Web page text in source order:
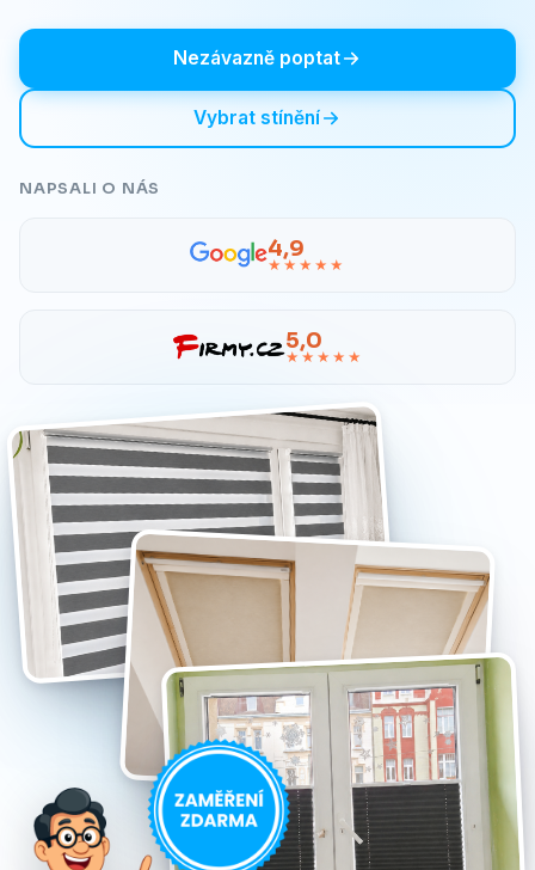
Nezávazně poptat
Vybrat stínění
NAPSALI O NÁS
4,9
★★★★★
5,0
★★★★★